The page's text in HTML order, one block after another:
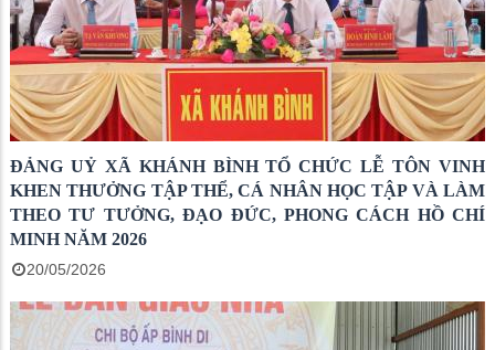
ĐẢNG UỶ XÃ KHÁNH BÌNH TỔ CHỨC LỄ TÔN VINH
KHEN THƯỞNG TẬP THỂ, CÁ NHÂN HỌC TẬP VÀ LÀM
THEO TƯ TƯỞNG, ĐẠO ĐỨC, PHONG CÁCH HỒ CHÍ
MINH NĂM 2026
20/05/2026